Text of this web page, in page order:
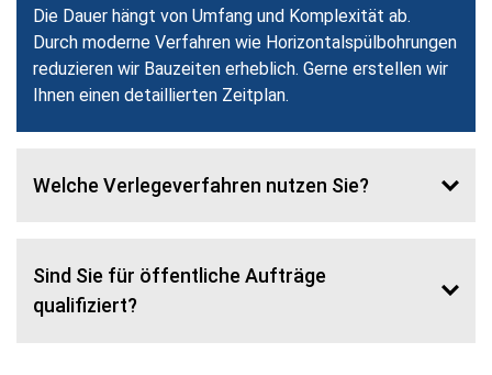
Die Dauer hängt von Umfang und Komplexität ab.
Durch moderne Verfahren wie Horizontalspülbohrungen
reduzieren wir Bauzeiten erheblich. Gerne erstellen wir
Ihnen einen detaillierten Zeitplan.
Welche Verlegeverfahren nutzen Sie?
Sind Sie für öffentliche Aufträge
qualifiziert?